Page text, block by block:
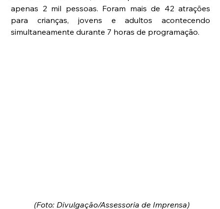
apenas 2 mil pessoas. Foram mais de 42 atrações
para crianças, jovens e adultos acontecendo
simultaneamente durante 7 horas de programação.
(Foto: Divulgação/Assessoria de Imprensa)